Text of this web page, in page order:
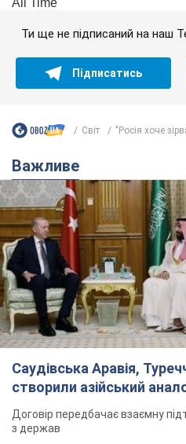
Ти ще не підписаний на наш
Підписатись
Світ "Росія хоче
Важливе
Саудівська Аравія,
створили азійський
Договір передбачає взаємну
з держав